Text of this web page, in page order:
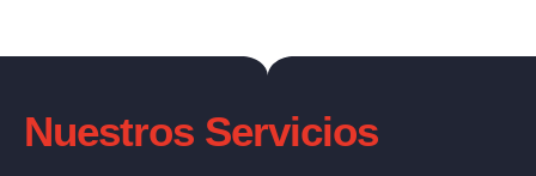
Nuestros Servicios